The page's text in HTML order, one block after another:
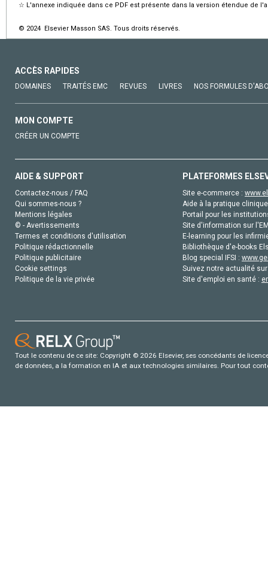
☆ L'annexe indiquée dans ce PDF est présente dans la version étendue de
© 2024 Elsevier Masson SAS. Tous droits réservés.
ACCÈS RAPIDES
DOMAINES TRAITÉS EMC REVUES LIVRES NOS FORMULES
MON COMPTE
CRÉER UN COMPTE
AIDE & SUPPORT
Contactez-nous / FAQ
Qui sommes-nous ?
Mentions légales
© - Avertissements
Termes et conditions d'utilisation
Politique rédactionnelle
Politique publicitaire
Cookie settings
Politique de la vie privée
PLATEFORMES
Site e-commerce :
Aide à la pratique
Portail pour les
Site d'information sur
E-learning pour les
Bibliothèque d'e-books
Blog special IFSI :
Suivez notre actualité
Site d'emploi en santé :
Tout le contenu de ce site: Copyright © 2026 Elsevier, ses concédants de
de données, a la formation en IA et aux technologies similaires. Pour tout